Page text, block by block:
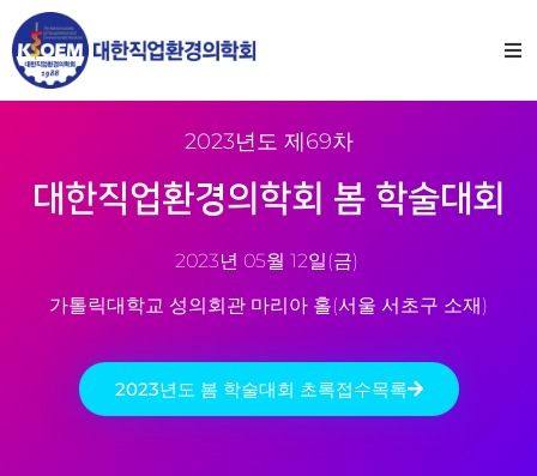
2023년도 제69차
대한직업환경의학회 봄 학술대회
2023년 05월 12일(금)
가톨릭대학교 성의회관 마리아 홀(서울 서초구 소재)
2023년도 봄 학술대회 초록접수목록